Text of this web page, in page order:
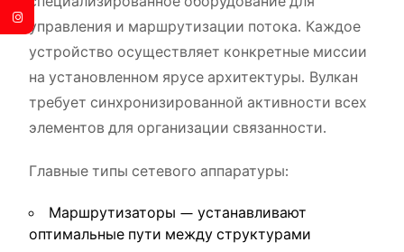
управления и маршрутизации потока. Каждое
устройство осуществляет конкретные миссии
на установленном ярусе архитектуры. Вулкан
требует синхронизированной активности всех
элементов для организации связанности.
Главные типы сетевого аппаратуры:
Маршрутизаторы — устанавливают
оптимальные пути между структурами